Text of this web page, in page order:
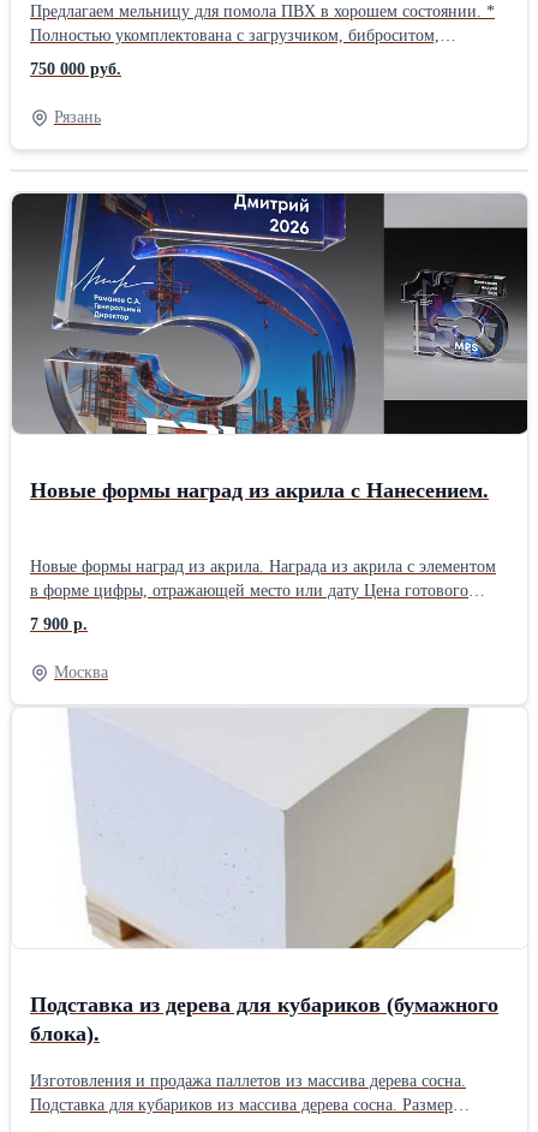
Предлагаем мельницу для помола ПВХ в хорошем состоянии. *
Полностью укомплектована с загрузчиком, биброситом,
циклоном и пылеуловителем. * Диаметр ротора 500 мм. *
Производительность 100-150 кг/час. * Двигатель 45 кВт,
плавный пуск. * Шкаф управления. В данный момент
оборудование на консервации, можно собрать и подключить.
Возможна продажа с НДС Контакты - ООО Пласт Сырье Андрей
plastsyre62@rambler.ru
750 000 руб.
Рязань
Новые формы наград из акрила с Нанесением.
Новые формы наград из акрила. Награда из акрила с элементом
в форме цифры, отражающей место или дату Цена готового
изделия с нанесением. Высота наград 150мм. Тираж Стоимость
от 1 до 5шт. 7 900 руб. от 6 до 24шт. 7 700 руб. от 25 до 50шт. 7
200 руб. Срок изготовления от 5 дней. Оплата безнал, работаем
без НДС.
7 900 р.
Москва
Подставка из дерева для кубариков (бумажного
блока).
Изготовления и продажа паллетов из массива дерева сосна.
Подставка для кубариков из массива дерева сосна. Размер